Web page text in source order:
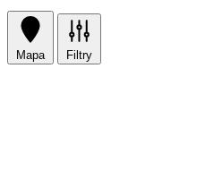
Mapa Filtry